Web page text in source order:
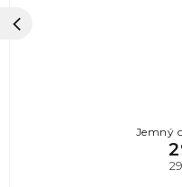
Jemný